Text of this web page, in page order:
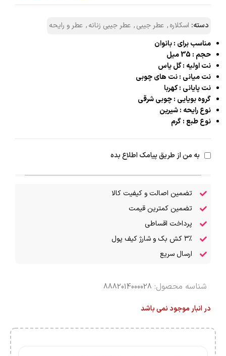
دسته: اسکلاره, عطر جیبی, عطر جیبی زنانه, عطر و رایحه
مناسب براي : بانوان
حجم : 35 میل
نت اوليه : گل ياس
نت میانی : نت های چوبی
نت پاياني : کهربا
گروه بويايي : چوبی شرقی
نوع رايحه : شیرین
نوع طبع : گرم
به من از طریق پیامک اطلاع بده
تضمین اصالت و کیفیت کالا
تضمین کمترین قیمت
پرداخت اقساطی
۳٪ کش بک و شارژ کیف پول
ارسال سریع
شناسه محصول: 8882014000028
در انبار موجود نمی باشد